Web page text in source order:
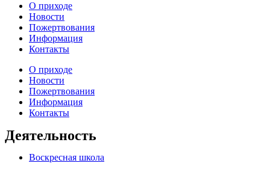
О приходе
Новости
Пожертвования
Информация
Контакты
О приходе
Новости
Пожертвования
Информация
Контакты
Деятельность
Воскресная школа